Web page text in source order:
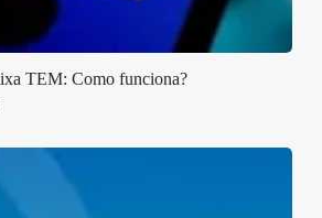
TEM: Como funciona?